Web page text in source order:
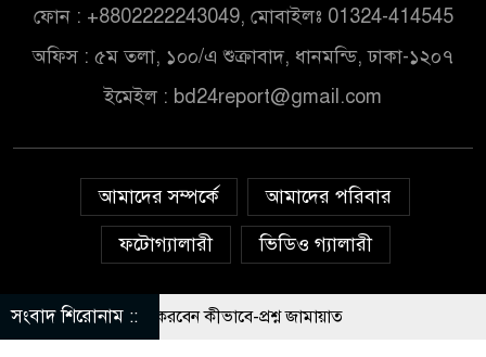
জানালো তদন্ত সংস্থা
জুলাই গণঅভ্যুত্থান কারো পৈতৃক
সম্পত্তি নয়: ইশরাক হোসেন
রহস্যজনক মৃত্যু, পরিবারের দাবি
হত্যা
গোপন তৎপরতা, ব্যবস্থা নেওয়ার
দাবি
ফোন : +8802222243049, মোবাইলঃ 01324-414545
অফিস : ৫ম তলা, ১০০/এ শুক্রাবাদ, ধানমন্ডি, ঢাকা-১২০৭
ইমেইল : bd24report@gmail.com
আমাদের সম্পর্কে
আমাদের পরিবার
ফটোগ্যালারী
ভিডিও গ্যালারী
© All rights reserved © bd24report.com
সংবাদ শিরোনাম ::
চাঁদাবাজি করলে বন্ধ করবেন কীভাবে-প্রশ্ন জামায়াত